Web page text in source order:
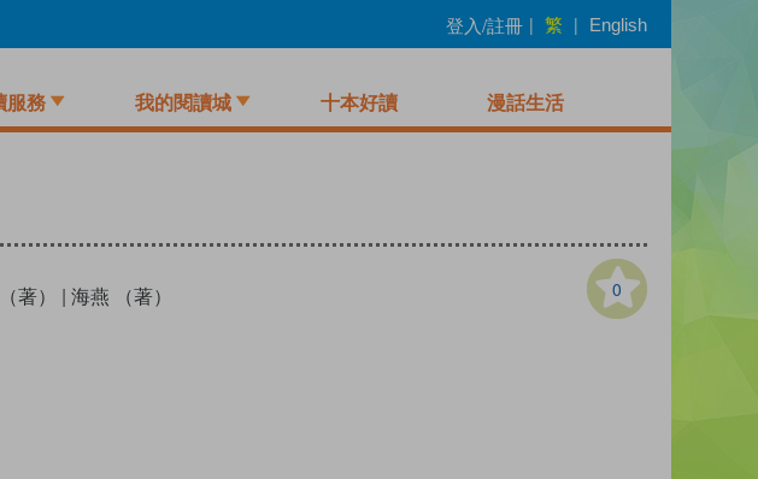
登入/註冊 | 繁 | English
服務 我的閱讀城 十本好讀 漫話生活
0
著） | 海燕 （著）